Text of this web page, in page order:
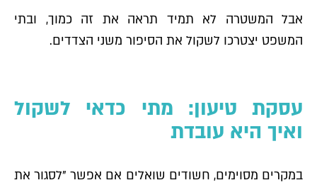
אבל המשטרה לא תמיד תראה את זה כמוך, ובתי
המשפט יצטרכו לשקול את הסיפור משני הצדדים.
עסקת טיעון: מתי כדאי לשקול
ואיך היא עובדת
במקרים מסוימים, חשודים שואלים אם אפשר "לסגור את